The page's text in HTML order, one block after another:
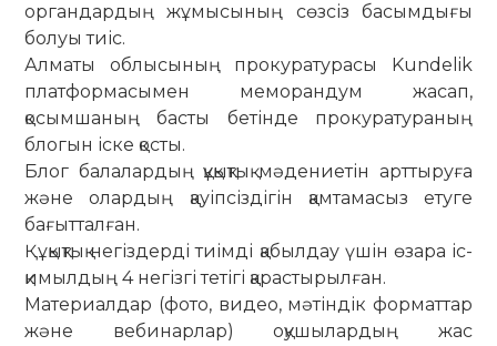
органдардың жұмысының сөзсіз басымдығы
болуы тиіс.
Алматы облысының прокуратурасы Kundelik
платформасымен меморандум жасап,
қосымшаның басты бетінде прокуратураның
блогын іске қосты.
Блог балалардың құқықтық мәдениетін арттыруға
және олардың қауіпсіздігін қамтамасыз етуге
бағытталған.
Құқықтық негіздерді тиімді қабылдау үшін өзара іс-
қимылдың 4 негізгі тетігі қарастырылған.
Материалдар (фото, видео, мәтіндік форматтар
және вебинарлар) оқушылардың жас